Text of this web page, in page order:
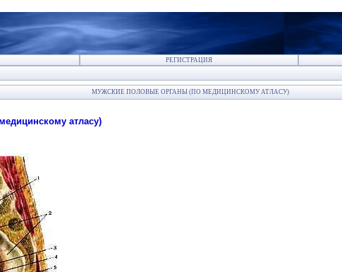
РЕГИСТРАЦИЯ
МУЖСКИЕ ПОЛОВЫЕ ОРГАНЫ (ПО МЕДИЦИНСКОМУ АТЛАСУ)
атласу)